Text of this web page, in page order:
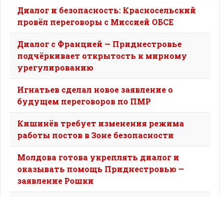
Диалог и безопасность: Красносельский
провёл переговоры с Миссией ОБСЕ
Диалог с Францией — Приднестровье
подчёркивает открытость к мирному
урегулированию
Игнатьев сделал новое заявление о
будущем переговоров по ПМР
Кишинёв требует изменения режима
работы постов в Зоне безопасности
Молдова готова укреплять диалог и
оказывать помощь Приднестровью —
заявление Рошки